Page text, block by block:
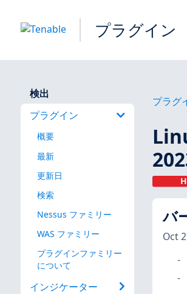
プラグイン
検出
プラグイン
概要
最新
更新日
検索
Nessus ファミリー
WAS ファミリー
プラグインファミリー
について
インジケーター
プラグ
バ
Oct